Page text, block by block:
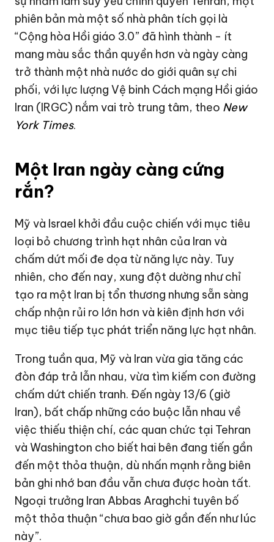
phiên bản mà một số nhà phân tích gọi là
“Cộng hòa Hồi giáo 3.0” đã hình thành - ít
mang màu sắc thần quyền hơn và ngày càng
trở thành một nhà nước do giới quân sự chi
phối, với lực lượng Vệ binh Cách mạng Hồi giáo
Iran (IRGC) nắm vai trò trung tâm, theo New
York Times.
Một Iran ngày càng cứng
rắn?
Mỹ và Israel khởi đầu cuộc chiến với mục tiêu
loại bỏ chương trình hạt nhân của Iran và
chấm dứt mối đe dọa từ năng lực này. Tuy
nhiên, cho đến nay, xung đột dường như chỉ
tạo ra một Iran bị tổn thương nhưng sẵn sàng
chấp nhận rủi ro lớn hơn và kiên định hơn với
mục tiêu tiếp tục phát triển năng lực hạt nhân.
Trong tuần qua, Mỹ và Iran vừa gia tăng các
đòn đáp trả lẫn nhau, vừa tìm kiếm con đường
chấm dứt chiến tranh. Đến ngày 13/6 (giờ
Iran), bất chấp những cáo buộc lẫn nhau về
việc thiếu thiện chí, các quan chức tại Tehran
và Washington cho biết hai bên đang tiến gần
đến một thỏa thuận, dù nhấn mạnh rằng biên
bản ghi nhớ ban đầu vẫn chưa được hoàn tất.
Ngoại trưởng Iran Abbas Araghchi tuyên bố
một thỏa thuận “chưa bao giờ gần đến như lúc
này”.